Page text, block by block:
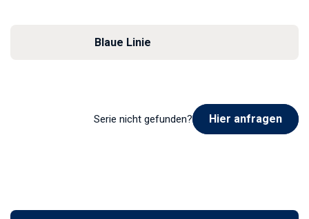
Blaue Linie
Serie nicht gefunden? Hier anfragen